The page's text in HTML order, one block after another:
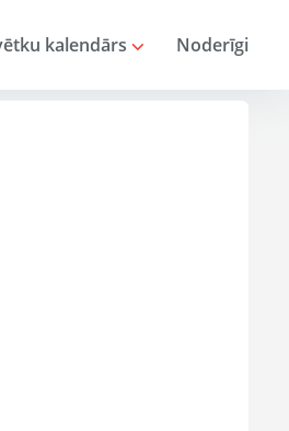
kalendārs Noderīgi